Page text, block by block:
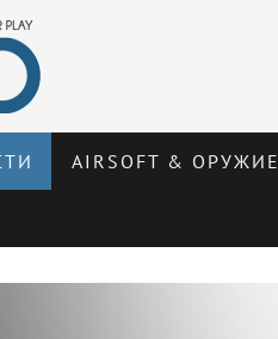
AIRSOFT & ОРУЖИЕ